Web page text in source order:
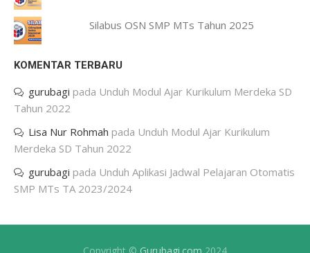
Silabus OSN SMP MTs Tahun 2025
KOMENTAR TERBARU
gurubagi pada Unduh Modul Ajar Kurikulum Merdeka SD
Tahun 2022
Lisa Nur Rohmah pada Unduh Modul Ajar Kurikulum
Merdeka SD Tahun 2022
gurubagi pada Unduh Aplikasi Jadwal Pelajaran Otomatis
SMP MTs TA 2023/2024